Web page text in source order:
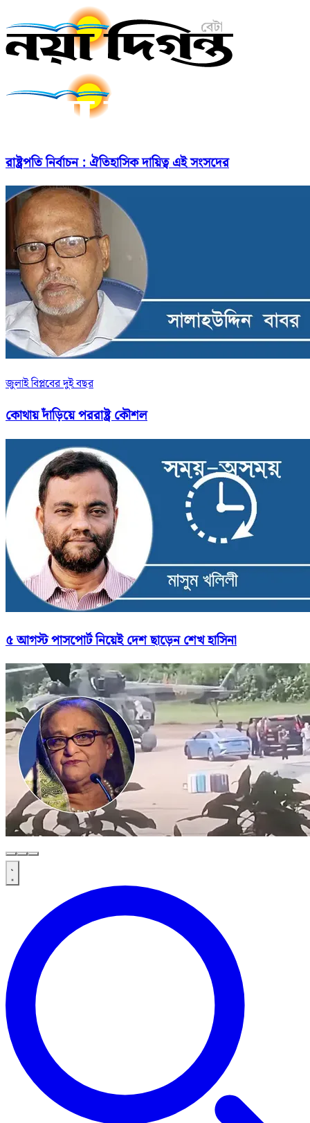
রাষ্ট্রপতি নির্বাচন : ঐতিহাসিক দায়িত্ব এই সংসদের
জুলাই বিপ্লবের দুই বছর
কোথায় দাঁড়িয়ে পররাষ্ট্র কৌশল
৫ আগস্ট পাসপোর্ট নিয়েই দেশ ছাড়েন শেখ হাসিনা